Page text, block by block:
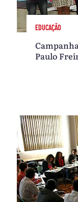
EDUCAÇÃO
Paulo